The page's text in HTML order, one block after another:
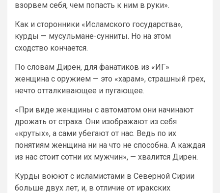
взорвем себя, чем попасть к ним в руки».
Как и сторонники «Исламского государства»,
курды — мусульмане-сунниты. Но на этом
сходство кончается.
По словам Дирен, для фанатиков из «ИГ»
женщина с оружием — это «харам», страшный грех,
нечто отталкивающее и пугающее.
«При виде женщины с автоматом они начинают
дрожать от страха. Они изображают из себя
«крутых», а сами убегают от нас. Ведь по их
понятиям женщина ни на что не способна. А каждая
из нас стоит сотни их мужчин», — хвалится Дирен.
Курды воюют с исламистами в Северной Сирии
больше двух лет, и, в отличие от иракских